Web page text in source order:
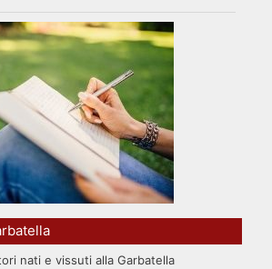
nati e vissuti alla Garbatella